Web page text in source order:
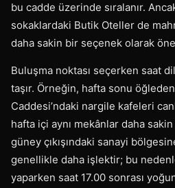
bu cadde üzerinde sıralanır.
sokaklardaki Butik Oteller de
daha sakin bir seçenek olarak öne
Buluşma noktası seçerken saat
taşır. Örneğin, hafta sonu
Caddesi’ndaki nargile kafeleri
hafta içi aynı mekânlar daha sakin
güney çıkışındaki sanayi
genellikle daha işlektir; bu
yaparken saat 17.00 sonrası